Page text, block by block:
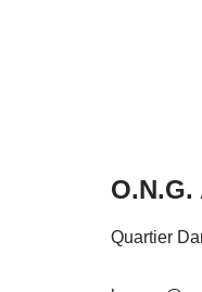
Quartier